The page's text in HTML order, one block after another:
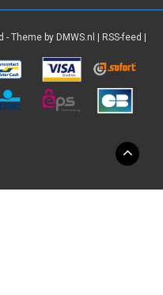
- Theme by DMWS.nl RSS-feed